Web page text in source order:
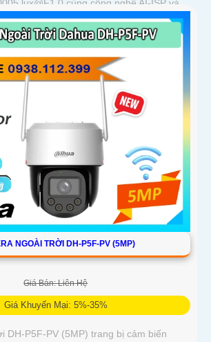
lux@F1.0 cùng công nghệ AI-ISP và
NGOÀI TRỜI DH-P5F-PV (5MP)
Giá Bán: Liên Hệ
Giá Khuyến Mại: 5%-35%
DH-P5F-PV (5MP) trang bị cảm biến